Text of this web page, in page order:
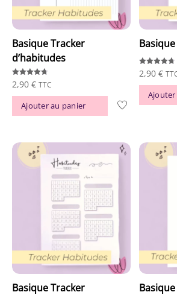
Basique Tracker
d’habitudes
Note
4.74
sur 5
2,90 € TTC
Ajouter au panier
Note
4.77
sur 5
2,90 €
Basique Tracker